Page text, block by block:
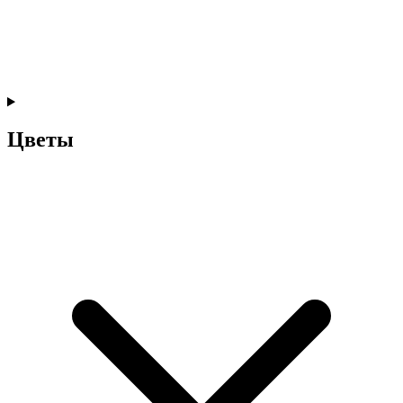
Цветы